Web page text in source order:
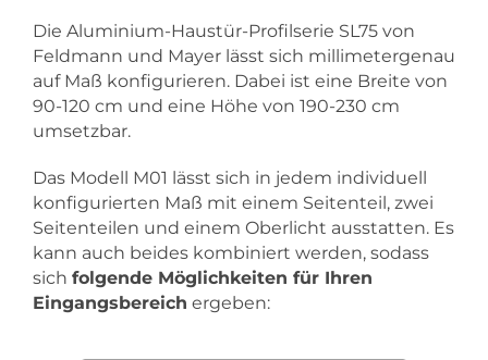
Die Aluminium-Haustür-Profilserie SL75 von
Feldmann und Mayer lässt sich millimetergenau
auf Maß konfigurieren. Dabei ist eine Breite von
90-120 cm und eine Höhe von 190-230 cm
umsetzbar.
Das Modell M01 lässt sich in jedem individuell
konfigurierten Maß mit einem Seitenteil, zwei
Seitenteilen und einem Oberlicht ausstatten. Es
kann auch beides kombiniert werden, sodass
sich folgende Möglichkeiten für Ihren
Eingangsbereich ergeben: